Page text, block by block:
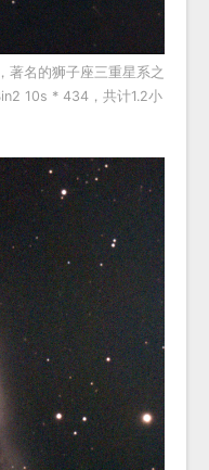
著名的狮子座三重星系之
10s * 434，共计1.2小